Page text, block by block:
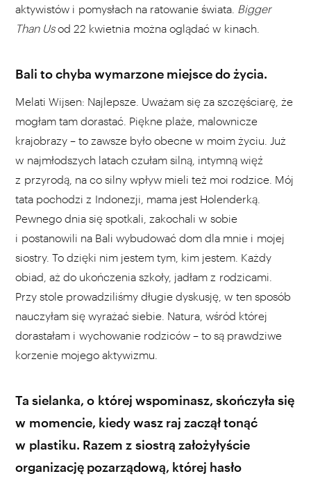
aktywistów i pomysłach na ratowanie świata. Bigger
Than Usod 22 kwietnia można oglądać w kinach.
Bali to chyba wymarzone miejsce do życia.
Melati Wijsen: Najlepsze. Uważam się za szczęściarę, że
mogłam tam dorastać. Piękne plaże, malownicze
krajobrazy – to zawsze było obecne w moim życiu. Już
w najmłodszych latach czułam silną, intymną więź
z przyrodą, na co silny wpływ mieli też moi rodzice. Mój
tata pochodzi z Indonezji, mama jest Holenderką.
Pewnego dnia się spotkali, zakochali w sobie
i postanowili na Bali wybudować dom dla mnie i mojej
siostry. To dzięki nim jestem tym, kim jestem. Każdy
obiad, aż do ukończenia szkoły, jadłam z rodzicami.
Przy stole prowadziliśmy długie dyskusję, w ten sposób
nauczyłam się wyrażać siebie. Natura, wśród której
dorastałam i wychowanie rodziców – to są prawdziwe
korzenie mojego aktywizmu.
Ta sielanka, o której wspominasz, skończyła się
w momencie, kiedy wasz raj zaczął tonąć
w plastiku. Razem z siostrą założyłyście
organizację pozarządową, której hasło